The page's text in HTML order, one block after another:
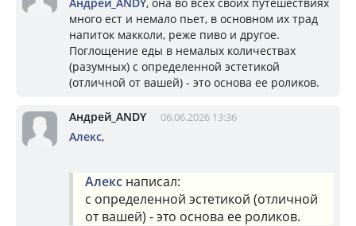
много ест и немало пьет, в основном их трад
напиток макколи, реже пиво и другое.
Поглощение еды в немалых количествах
(разумных) с определенной эстетикой
(отличной от вашей) - это основа ее роликов.
Андрей_ANDY 06.06.2026 13:36
Алекс,
Алекс написал:
с определенной эстетикой (отличной
от вашей) - это основа ее роликов.